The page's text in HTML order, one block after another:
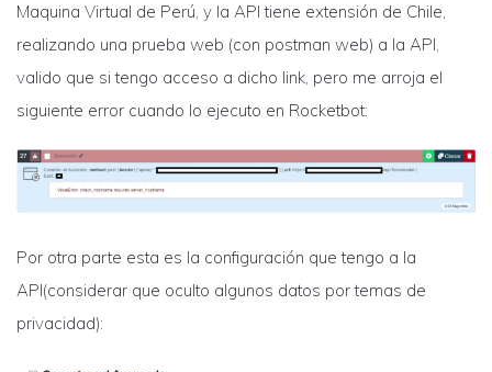
Maquina Virtual de Perú, y la API tiene extensión de Chile,
realizando una prueba web (con postman web) a la API,
valido que si tengo acceso a dicho link, pero me arroja el
siguiente error cuando lo ejecuto en Rocketbot:
Por otra parte esta es la configuración que tengo a la
API(considerar que oculto algunos datos por temas de
privacidad):